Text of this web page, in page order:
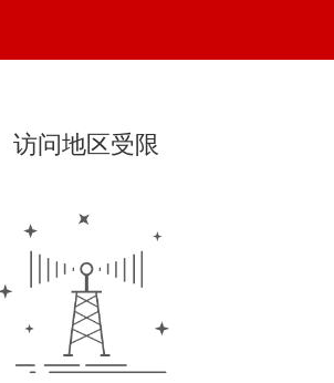
访问地区受限